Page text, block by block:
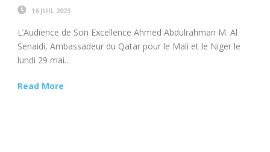
16 JUIL 2023
L’Audience de Son Excellence Ahmed Abdulrahman M. Al
Senaidi, Ambassadeur du Qatar pour le Mali et le Niger le
lundi 29 mai...
Read More